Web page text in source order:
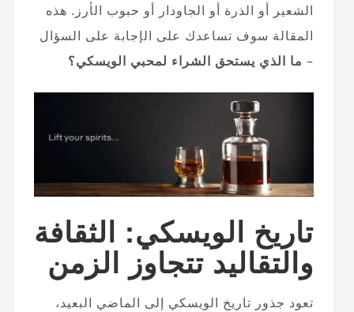
الشعير أو الذرة أو الجاودار أو حبوب الأرز. هذه
المقالة سوف تساعدك على الإجابة على السؤال
– ما الذي يستحق الشراء لمحبي الويسكي؟
تاريخ الويسكي: الثقافة
والتقاليد تتجاوز الزمن
تعود جذور تاريخ الويسكي إلى الماضي البعيد،